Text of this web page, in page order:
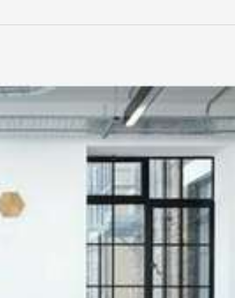
au sein de l'agglomération
recherche de locaux fonctionnels et bien